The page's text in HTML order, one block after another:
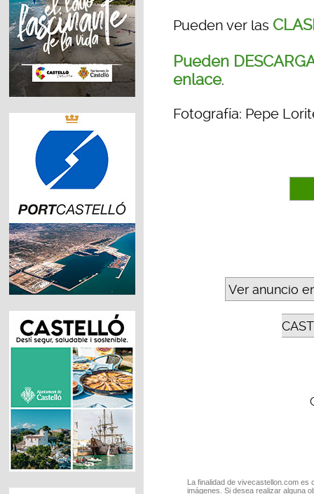
Pueden ver las
Pueden
enlace.
Fotografía: Pepe
Ver anuncio
La finalidad de vivecastellon.com
imágenes. Si desea realizar alguna